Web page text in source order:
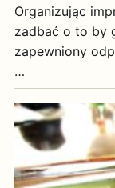
Organizując
zadbać o to by
zapewniony
…